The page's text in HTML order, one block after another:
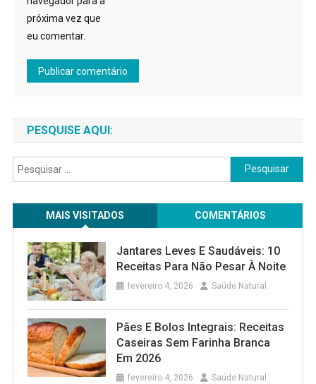
próxima vez que
eu comentar.
PESQUISE AQUI:
Pesquisar
por:
MAIS VISITADOS COMENTÁRIOS
Jantares Leves E Saudáveis: 10
Receitas Para Não Pesar À Noite
fevereiro 4, 2026 Saúde Natural
Pães E Bolos Integrais: Receitas
Caseiras Sem Farinha Branca
Em 2026
fevereiro 4, 2026 Saúde Natural